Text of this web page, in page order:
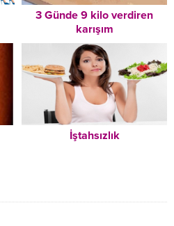
3 Günde 9 kilo verdiren
karışım
İştahsızlık